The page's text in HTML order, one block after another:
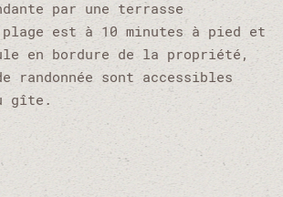
par une terrasse
est à 10 minutes à pied et
en bordure de la propriété,
randonnée sont accessibles
gîte.